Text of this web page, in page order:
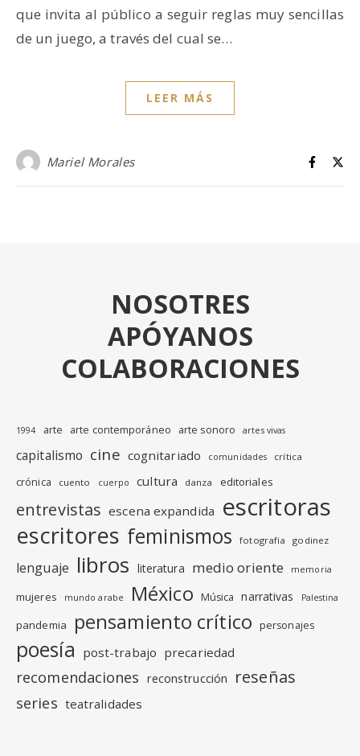
que invita al público a seguir reglas muy sencillas
de un juego, a través del cual se…
LEER MÁS
Mariel Morales
NOSOTRES
APÓYANOS
COLABORACIONES
1994 arte arte contemporáneo arte sonoro artes vivas
capitalismo cine cognitariado comunidades crítica
crónica cuento cuerpo cultura danza editoriales
entrevistas escena expandida escritoras
escritores feminismos fotografia godinez
lenguaje libros literatura medio oriente memoria
mujeres mundo arabe México Música narrativas Palestina
pandemia pensamiento crítico personajes
poesía post-trabajo precariedad
recomendaciones reconstrucción reseñas
series teatralidades